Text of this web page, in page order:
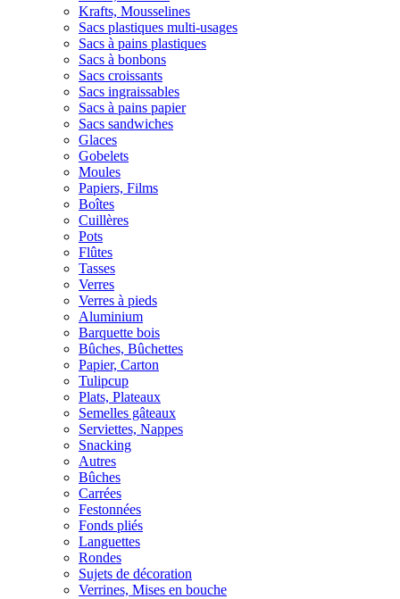
Krafts, Mousselines
Sacs plastiques multi-usages
Sacs à pains plastiques
Sacs à bonbons
Sacs croissants
Sacs ingraissables
Sacs à pains papier
Sacs sandwiches
Glaces
Gobelets
Moules
Papiers, Films
Boîtes
Cuillères
Pots
Flûtes
Tasses
Verres
Verres à pieds
Aluminium
Barquette bois
Bûches, Bûchettes
Papier, Carton
Tulipcup
Plats, Plateaux
Semelles gâteaux
Serviettes, Nappes
Snacking
Autres
Bûches
Carrées
Festonnées
Fonds pliés
Languettes
Rondes
Sujets de décoration
Verrines, Mises en bouche